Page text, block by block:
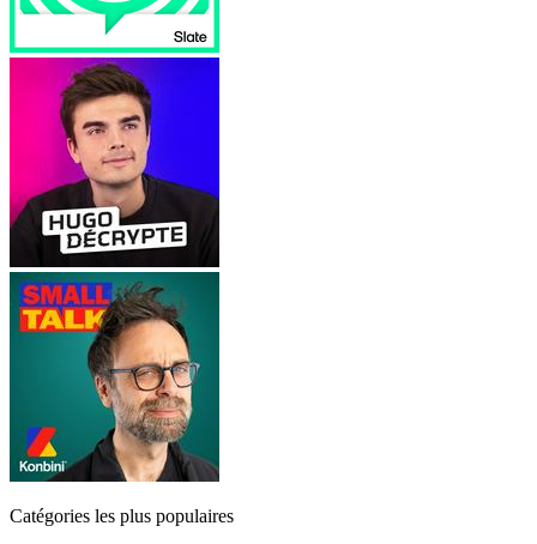
Catégories les plus populaires